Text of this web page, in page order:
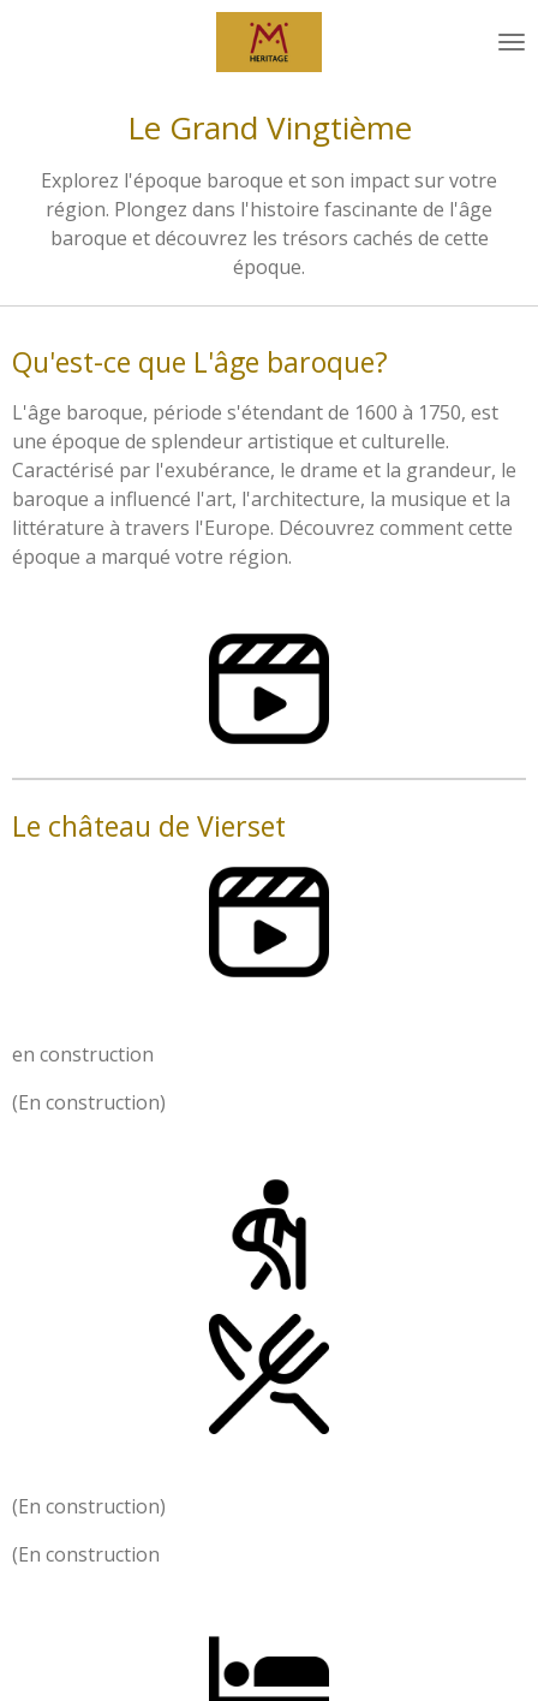
Le Grand Vingtième
Explorez l'époque baroque et son impact sur votre
région. Plongez dans l'histoire fascinante de l'âge
baroque et découvrez les trésors cachés de cette
époque.
Qu'est-ce que L'âge baroque?
L'âge baroque, période s'étendant de 1600 à 1750, est
une époque de splendeur artistique et culturelle.
Caractérisé par l'exubérance, le drame et la grandeur, le
baroque a influencé l'art, l'architecture, la musique et la
littérature à travers l'Europe. Découvrez comment cette
époque a marqué votre région.
Le château de Vierset
en construction
(En construction)
(En construction)
(En construction